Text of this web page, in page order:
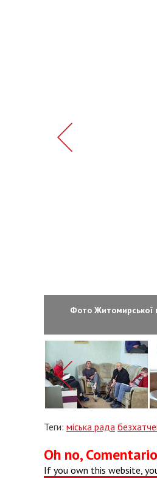
Фото Житомирської
Теги: міська рада
Oh no,
If you own this website,